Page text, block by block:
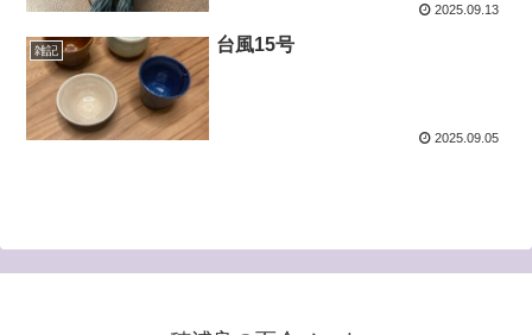
2025.09.13
雑記 台風15号
2025.09.05